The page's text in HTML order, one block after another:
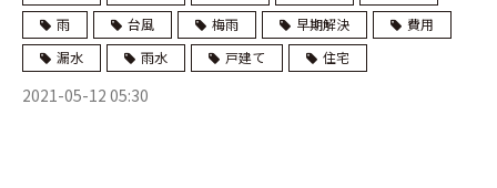
雨
台風 梅雨 早期解決
費用
漏水
雨水 戸建て 住宅
2021-05-12 05:30